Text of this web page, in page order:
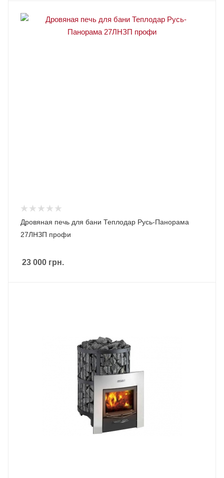
Дровяная печь для бани Теплодар Русь-Панорама
27ЛНЗП профи
23 000 грн.